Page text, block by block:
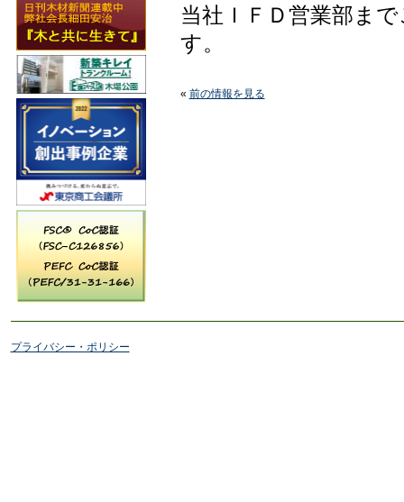
当社ＩＦＤ営業部ま
す。
« 前の情報を見る
プライバシー・ポリシー